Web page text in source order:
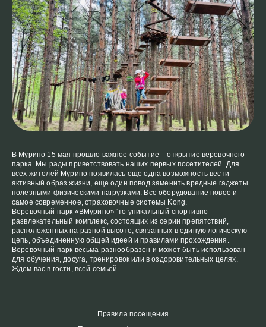
В Мурино 15 мая прошло важное событие – открытие веревочного
парка. Мы рады приветствовать наших первых посетителей. Для
всех жителей Мурино появилась еще одна возможность вести
активный образ жизни, еще один повод заменить вредные гаджеты
полезными физическими нагрузками. Все оборудование новое и
самое современное, страховочные системы Kong.
Веревочный парк «ВМурино» ‘то уникальный спортивно-
развлекательный комплекс, состоящих из серии препятствий,
расположенных на разной высоте, связанных в единую логическую
цепь, объединенную общей идеей и правилами прохождения.
Веревочный парк весьма разнообразен и может быть использован
для обучения, досуга, тренировок или в оздоровительных целях.
Ждем вас в гости, всей семьей.
Правила посещения